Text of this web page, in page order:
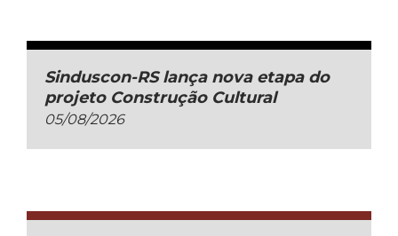
Sinduscon-RS lança nova etapa do
projeto Construção Cultural
05/08/2026